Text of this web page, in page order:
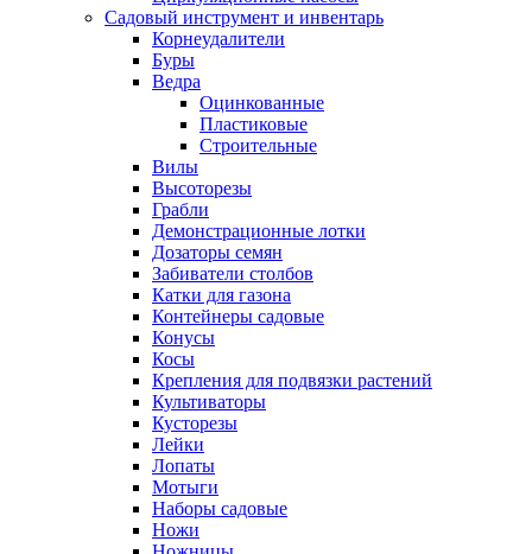
Садовый инструмент и инвентарь
Корнеудалители
Буры
Ведра
Оцинкованные
Пластиковые
Строительные
Вилы
Высоторезы
Грабли
Демонстрационные лотки
Дозаторы семян
Забиватели столбов
Катки для газона
Контейнеры садовые
Конусы
Косы
Крепления для подвязки растений
Культиваторы
Кусторезы
Лейки
Лопаты
Мотыги
Наборы садовые
Ножи